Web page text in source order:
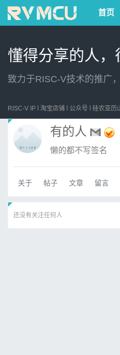
首页
懂得分享的人
致力于RISC-V技术的推广
RISC-V IP 淘宝店铺 公众号 硅农亚历
有的人
懒的都不写签名
关于 帖子 文章 留言
还没有关注任何人